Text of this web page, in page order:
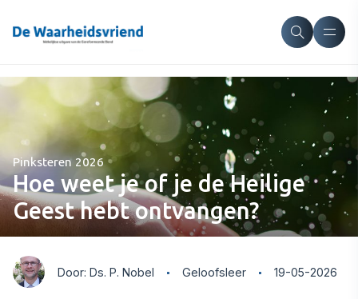
Pinksteren 2026
Hoe weet je of je de Heilige
Geest hebt ontvangen?
Door: Ds. P. Nobel Geloofsleer 19-05-2026